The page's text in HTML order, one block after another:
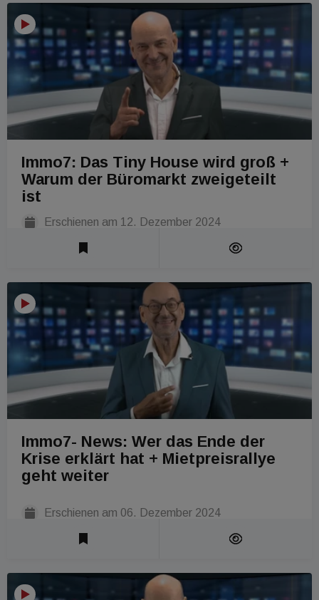
Immo7: Das Tiny House wird groß +
Warum der Büromarkt zweigeteilt
ist
Erschienen am 12. Dezember 2024
Immo7- News: Wer das Ende der
Krise erklärt hat + Mietpreisrallye
geht weiter
Erschienen am 06. Dezember 2024